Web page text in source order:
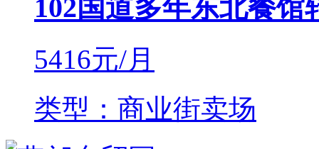
102国道多年东北餐馆
5416元/月
类型：商业街卖场